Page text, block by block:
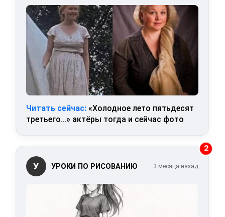
Читать сейчас: «Холодное лето пятьдесят
третьего…» актёры тогда и сейчас фото
2
У УРОКИ ПО РИСОВАНИЮ 3 месяца назад